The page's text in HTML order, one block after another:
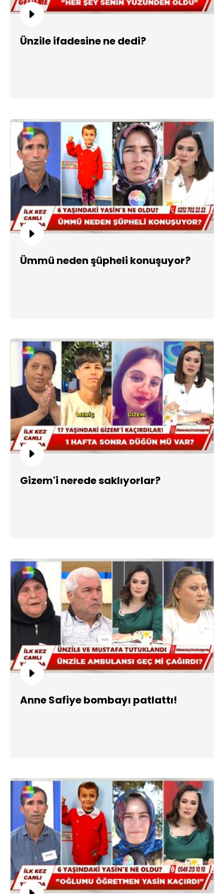
Ünzile ifadesine ne dedi?
Ümmü neden şüpheli konuşuyor?
Gizem'i nerede saklıyorlar?
Anne Safiye bombayı patlattı!